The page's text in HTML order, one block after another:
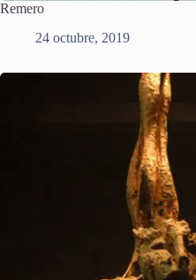
Remero
24 octubre, 2019